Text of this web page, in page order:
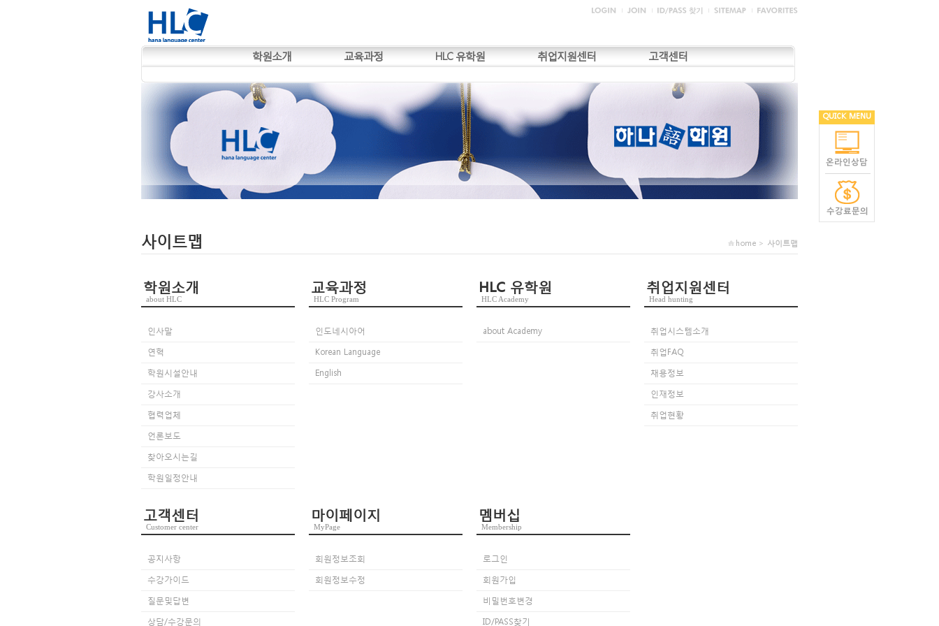
학원소개 교육과정 HLC 유학원 취업지원센터 고객센터
사이트맵 home > 사이트맵
학원소개
about HLC
인사말
연혁
학원시설안내
강사소개
협력업체
언론보도
찾아오시는길
학원일정안내
교육과정
HLC Program
인도네시아어
Korean Language
English
HLC 유학원
HLC Academy
about Academy
취업지원센터
Head hunting
취업시스템소개
취업FAQ
채용정보
인재정보
취업현황
고객센터
Customer center
공지사항
수강가이드
질문및답변
상담/수강문의
마이페이지
MyPage
회원정보조회
회원정보수정
멤버십
Membership
로그인
회원가입
비밀번호변경
ID/PASS찾기
QUICK MENU